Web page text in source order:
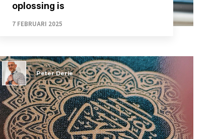
oplossing is
7 FEBRUARI 2025
Peter Derie